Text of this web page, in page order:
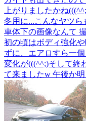
上がりましたかね
冬用に...こんなヤツら
車体下の画像なんて
初の頃はボディ強化
ずに、エアロすら一
変化が(((^^;)そして終
て来ましたw 午後か